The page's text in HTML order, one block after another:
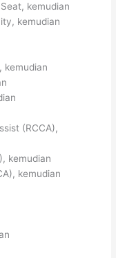
kemudian
kemudian
kemudian
(RCCA),
kemudian
kemudian